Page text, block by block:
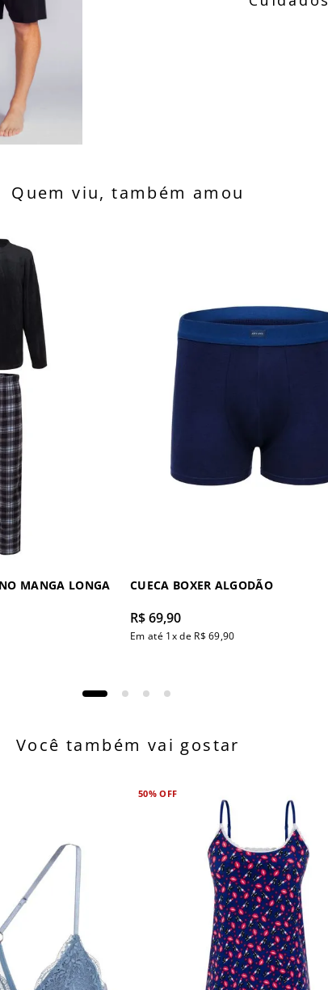
Quem viu, também amou
MANGA LONGA
CUECA BOXER ALGODÃO
R$69,90
Em até 1x de R$ 69,90
Você também vai gostar
50%OFF